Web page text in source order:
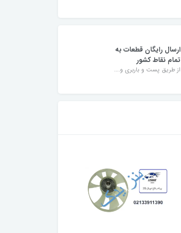
ارسال رایگان قطعات به
تمام نقاط کشور
از طریق پست و باربری و....